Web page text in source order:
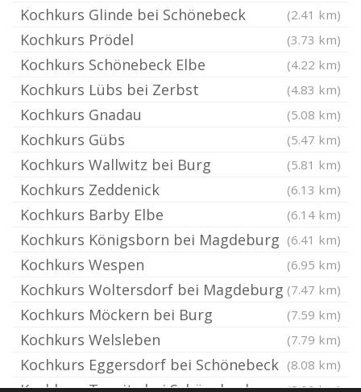
Kochkurs Glinde bei Schönebeck (2.41 km)
Kochkurs Prödel (3.73 km)
Kochkurs Schönebeck Elbe (4.22 km)
Kochkurs Lübs bei Zerbst (4.83 km)
Kochkurs Gnadau (5.08 km)
Kochkurs Gübs (5.47 km)
Kochkurs Wallwitz bei Burg (5.81 km)
Kochkurs Zeddenick (6.13 km)
Kochkurs Barby Elbe (6.14 km)
Kochkurs Königsborn bei Magdeburg (6.41 km)
Kochkurs Wespen (6.95 km)
Kochkurs Woltersdorf bei Magdeburg (7.47 km)
Kochkurs Möckern bei Burg (7.59 km)
Kochkurs Welsleben (7.79 km)
Kochkurs Eggersdorf bei Schönebeck (8.08 km)